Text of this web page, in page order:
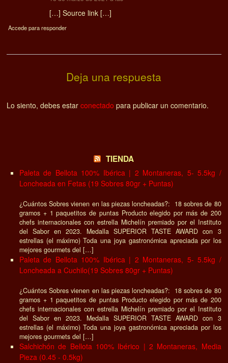
[…] Source link […]
Accede para responder
Deja una respuesta
Lo siento, debes estarconectado para publicar un comentario.
TIENDA
Paleta de Bellota 100% Ibérica | 2 Montaneras, 5- 5.5kg /
Loncheada en Fetas (19 Sobres 80gr + Puntas)
¿Cuántos Sobres vienen en las piezas loncheadas?: 18 sobres de 80
gramos + 1 paquetitos de puntas Producto elegido por más de 200
chefs internacionales con estrella Michelín premiado por el Instituto
del Sabor en 2023. Medalla SUPERIOR TASTE AWARD con 3
estrellas (el máximo) Toda una joya gastronómica apreciada por los
mejores gourmets del […]
Paleta de Bellota 100% Ibérica | 2 Montaneras, 5- 5.5kg /
Loncheada a Cuchilo(19 Sobres 80gr + Puntas)
¿Cuántos Sobres vienen en las piezas loncheadas?: 18 sobres de 80
gramos + 1 paquetitos de puntas Producto elegido por más de 200
chefs internacionales con estrella Michelín premiado por el Instituto
del Sabor en 2023. Medalla SUPERIOR TASTE AWARD con 3
estrellas (el máximo) Toda una joya gastronómica apreciada por los
mejores gourmets del […]
Salchichón de Bellota 100% Ibérico | 2 Montaneras, Media
Pieza (0.45 - 0.5kg)